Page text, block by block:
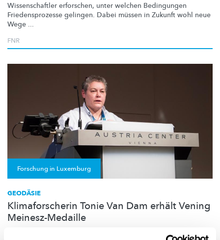
Wissenschaftler erforschen, unter welchen Bedingungen
Friedensprozesse gelingen. Dabei müssen in Zukunft wohl neue
Wege ...
FNR
Forschung in Luxemburg
GEODÄSIE
Klimaforscherin Tonie Van Dam erhält Vening
Meinesz-Medaille